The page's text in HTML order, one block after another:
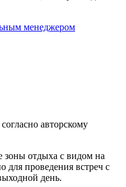
менеджером
авторскому
отдыха с видом на
для проведения встреч с
день.